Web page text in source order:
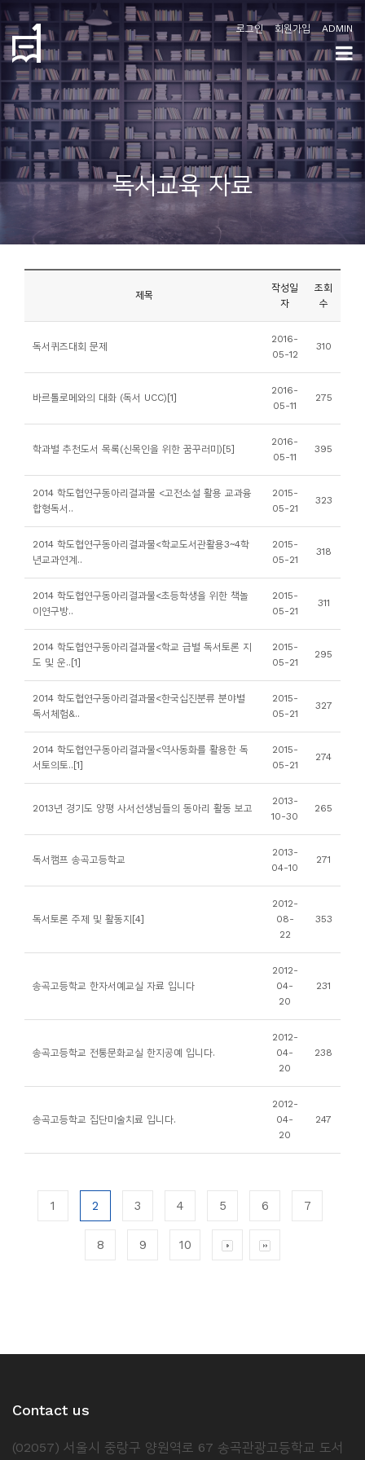
로그인 회원가입 ADMIN
독서교육 자료
제목
작성일
자
조회
수
독서퀴즈대회 문제
2016-
05-12
310
바르톨로메와의 대화 (독서 UCC)[1]
2016-
05-11
275
학과별 추천도서 목록(신목인을 위한 꿈꾸러미)[5]
2016-
05-11
395
2014 학도협연구동아리결과물 <고전소설 활용 교과융
합형독서..
2015-
05-21
323
2014 학도협연구동아리결과물<학교도서관활용3~4학
년교과연계..
2015-
05-21
318
2014 학도협연구동아리결과물<초등학생을 위한 책놀
이연구방..
2015-
05-21
311
2014 학도협연구동아리결과물<학교 급별 독서토론 지
도 및 운..[1]
2015-
05-21
295
2014 학도협연구동아리결과물<한국십진분류 분야별
독서체험&..
2015-
05-21
327
2014 학도협연구동아리결과물<역사동화를 활용한 독
서토의토..[1]
2015-
05-21
274
2013년 경기도 양평 사서선생님들의 동아리 활동 보고
2013-
10-30
265
독서캠프 송곡고등학교
2013-
04-10
271
독서토론 주제 및 활동지[4]
2012-
08-
22
353
송곡고등학교 한자서예교실 자료 입니다
2012-
04-
20
231
송곡고등학교 전통문화교실 한지공예 입니다.
2012-
04-
20
238
송곡고등학교 집단미술치료 입니다.
2012-
04-
20
247
1 2 3 4 5 6 7
8 9 10
Contact us
(02057) 서울시 중랑구 양원역로 67 송곡관광고등학교 도서
학
도
협
소
개
지
사
아
첩
자
및